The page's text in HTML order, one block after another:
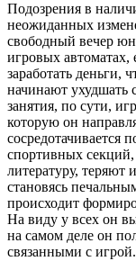
Подозрения в
неожиданных
свободный вечер
игровых автоматах,
заработать деньги,
начинают ухудшать
занятия, по сути,
которую он
сосредотачивается
спортивных
литературу, теряют
становясь
происходит
На виду у всех он
на самом деле он
связанными с игрой.